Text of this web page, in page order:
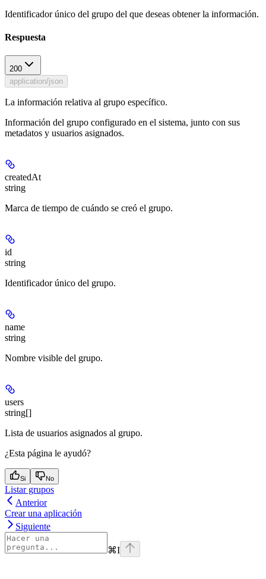
Identificador único del grupo del que deseas obtener la información.
Respuesta
200
application/json
La información relativa al grupo específico.
Información del grupo configurado en el sistema, junto con sus
metadatos y usuarios asignados.
createdAt
string
Marca de tiempo de cuándo se creó el grupo.
id
string
Identificador único del grupo.
name
string
Nombre visible del grupo.
users
string[]
Lista de usuarios asignados al grupo.
¿Esta página le ayudó?
Si No
Listar grupos
Anterior
Crear una aplicación
Siguiente
⌘I